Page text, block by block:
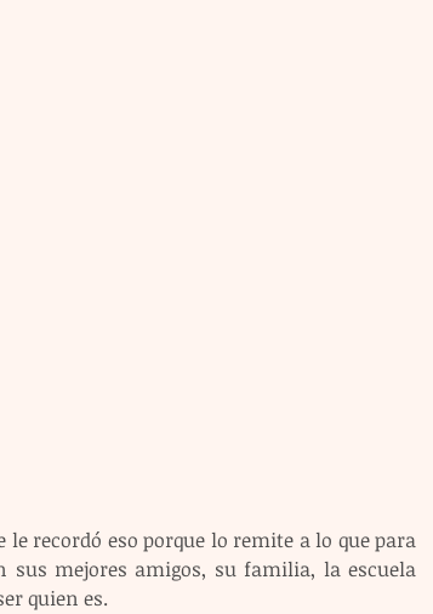
recordó eso porque lo remite a lo que para
sus mejores amigos, su familia, la escuela
quien es.